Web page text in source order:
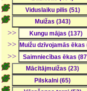
>>
>>
>>